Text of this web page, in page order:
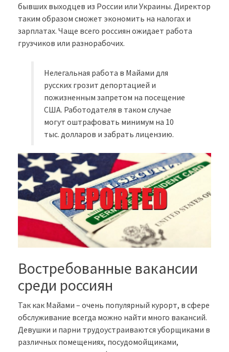
бывших выходцев из России или Украины. Директор
таким образом сможет экономить на налогах и
зарплатах. Чаще всего россиян ожидает работа
грузчиков или разнорабочих.
Нелегальная работа в Майами для
русских грозит депортацией и
пожизненным запретом на посещение
США. Работодателя в таком случае
могут оштрафовать минимум на 10
тыс. долларов и забрать лицензию.
Востребованные вакансии
среди россиян
Так как Майами – очень популярный курорт, в сфере
обслуживание всегда можно найти много вакансий.
Девушки и парни трудоустраиваются уборщиками в
различных помещениях, посудомойщиками,